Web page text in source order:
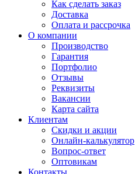
Как сделать заказ
Доставка
Оплата и рассрочка
О компании
Производство
Гарантия
Портфолио
Отзывы
Реквизиты
Вакансии
Карта сайта
Клиентам
Скидки и акции
Онлайн-калькулятор
Вопрос-ответ
Оптовикам
Контакты